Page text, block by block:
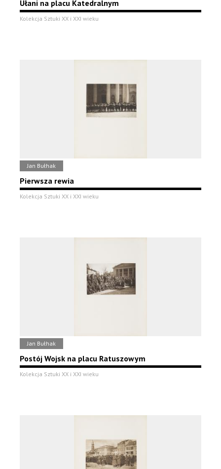
Ułani na placu Katedralnym
Kolekcja Sztuki XX i XXI wieku
Jan Bułhak
Pierwsza rewia
Kolekcja Sztuki XX i XXI wieku
Jan Bułhak
Postój Wojsk na placu Ratuszowym
Kolekcja Sztuki XX i XXI wieku